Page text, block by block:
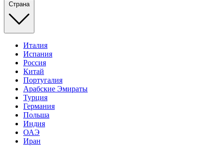
Страна
Италия
Испания
Россия
Китай
Португалия
Арабские Эмираты
Турция
Германия
Польша
Индия
ОАЭ
Иран